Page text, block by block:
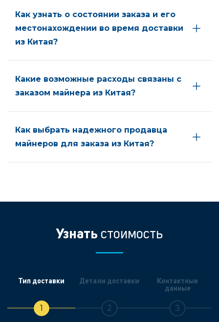
Как узнать о состоянии заказа и его
местонахождении во время доставки
из Китая?
Какие возможные расходы связаны с
заказом майнера из Китая?
Как выбрать надежного продавца
майнеров для заказа из Китая?
Узнать стоимость
Тип доставки
1
Детали доставки
2
Контактные
данные
3